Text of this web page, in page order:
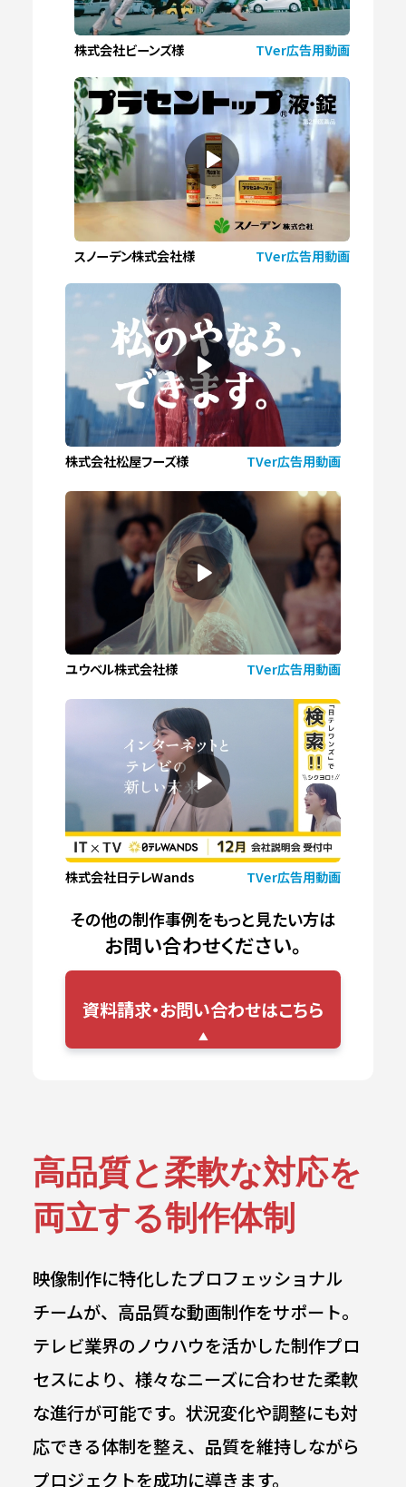
株式会社ビーンズ様 TVer広告用動画
スノーデン株式会社様 TVer広告用動画
株式会社松屋フーズ様 TVer広告用動画
ユウベル株式会社様 TVer広告用動画
株式会社日テレWands TVer広告用動画
その他の制作事例をもっと見たい方は
お問い合わせください。
資料請求・お問い合わせはこちら
高品質と柔軟な対応を
両立する制作体制
映像制作に特化したプロフェッショナル
チームが、高品質な動画制作をサポート。
テレビ業界のノウハウを活かした制作プロ
セスにより、様々なニーズに合わせた柔軟
な進行が可能です。状況変化や調整にも対
応できる体制を整え、品質を維持しながら
プロジェクトを成功に導きます。